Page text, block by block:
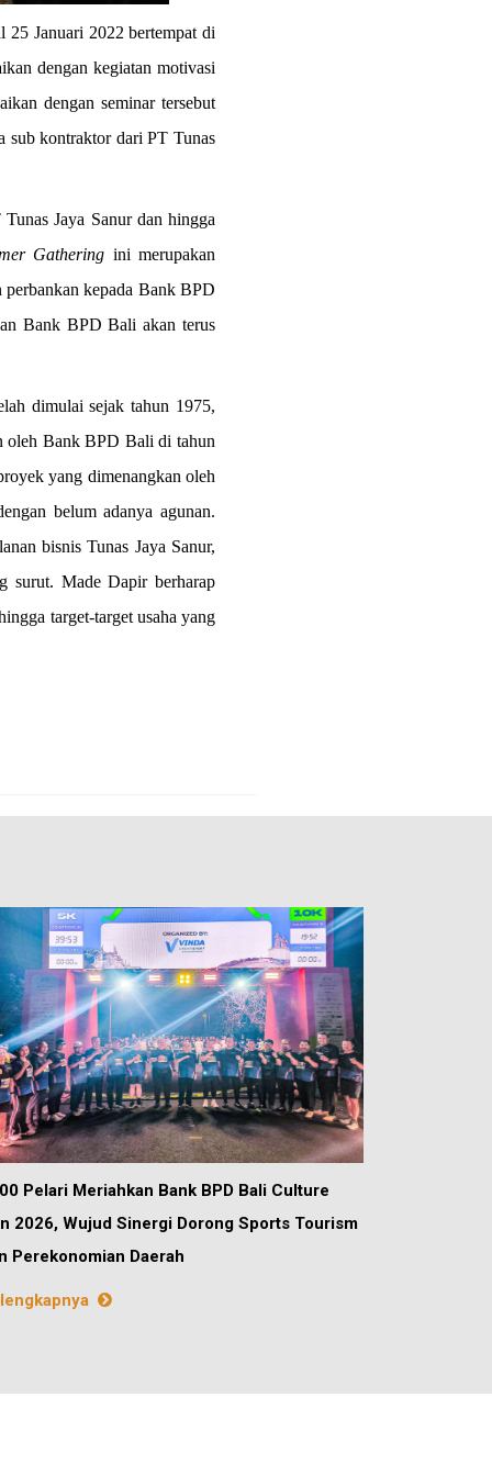
25 Januari 2022 bertempat di
dengan kegiatan motivasi
dengan seminar tersebut
sub kontraktor dari PT Tunas
Jaya Sanur dan hingga
Gathering ini merupakan
perbankan kepada Bank BPD
Bank BPD Bali akan terus
dimulai sejak tahun 1975,
oleh Bank BPD Bali di tahun
yang dimenangkan oleh
belum adanya agunan.
bisnis Tunas Jaya Sanur,
surut. Made Dapir berharap
target-target usaha yang
Pelari Meriahkan Bank BPD Bali Culture
2026, Wujud Sinergi Dorong Sports Tourism
Perekonomian Daerah